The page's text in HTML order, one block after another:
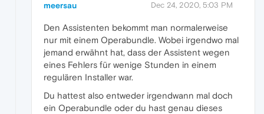
meersau Dec 24, 2020, 5:03 PM
Den Assistenten bekommt man normalerweise
nur mit einem Operabundle. Wobei irgendwo mal
jemand erwähnt hat, dass der Assistent wegen
eines Fehlers für wenige Stunden in einem
regulären Installer war.
Du hattest also entweder irgendwann mal doch
ein Operabundle oder du hast genau dieses